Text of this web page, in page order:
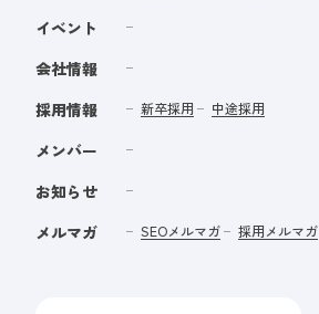
イベント
会社情報
採用情報
新卒採用 中途採用
メンバー
お知らせ
メルマガ
SEOメルマガ 採用メルマガ